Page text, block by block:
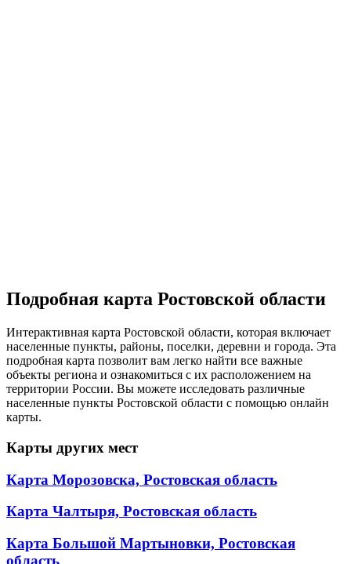
Подробная карта Ростовской области
Интерактивная карта Ростовской области, которая включает
населенные пункты, районы, поселки, деревни и города. Эта
подробная карта позволит вам легко найти все важные
объекты региона и ознакомиться с их расположением на
территории России. Вы можете исследовать различные
населенные пункты Ростовской области с помощью онлайн
карты.
Карты других мест
Карта Морозовска, Ростовская область
Карта Чалтыря, Ростовская область
Карта Большой Мартыновки, Ростовская
область